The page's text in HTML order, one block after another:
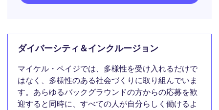
ダイバーシティ＆インクルージョン
マイケル・ペイジでは、多様性を受け入れるだけで
はなく、多様性のある社会づくりに取り組んでいま
す。あらゆるバックグラウンドの方からの応募を歓
迎すると同時に、すべての人が自分らしく働けるよ